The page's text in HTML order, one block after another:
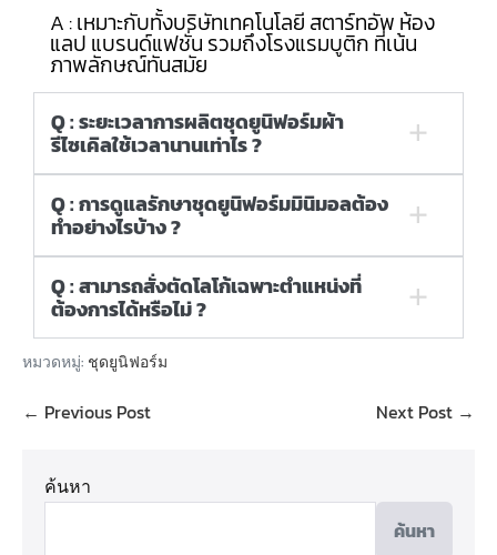
A : เหมาะกับทั้งบริษัทเทคโนโลยี สตาร์ทอัพ ห้อง
แลป แบรนด์แฟชั่น รวมถึงโรงแรมบูติก ที่เน้น
ภาพลักษณ์ทันสมัย
Q : ระยะเวลาการผลิตชุดยูนิฟอร์มผ้า
รีไซเคิลใช้เวลานานเท่าไร ?
Q : การดูแลรักษาชุดยูนิฟอร์มมินิมอลต้อง
ทำอย่างไรบ้าง ?
Q : สามารถสั่งตัดโลโก้เฉพาะตำแหน่งที่
ต้องการได้หรือไม่ ?
หมวดหมู่: ชุดยูนิฟอร์ม
← Previous Post Next Post →
ค้นหา
ค้นหา